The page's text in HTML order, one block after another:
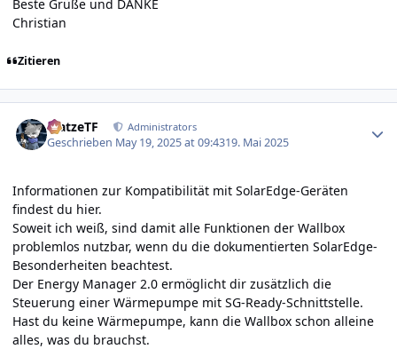
Beste Grüße und DANKE
Christian
Zitieren
MatzeTF Administrators
Geschrieben May 19, 2025 at 09:4319. Mai 2025
Informationen zur Kompatibilität mit SolarEdge-Geräten
findest du hier.
Soweit ich weiß, sind damit alle Funktionen der Wallbox
problemlos nutzbar, wenn du die dokumentierten SolarEdge-
Besonderheiten beachtest.
Der Energy Manager 2.0 ermöglicht dir zusätzlich die
Steuerung einer Wärmepumpe mit SG-Ready-Schnittstelle.
Hast du keine Wärmepumpe, kann die Wallbox schon alleine
alles, was du brauchst.